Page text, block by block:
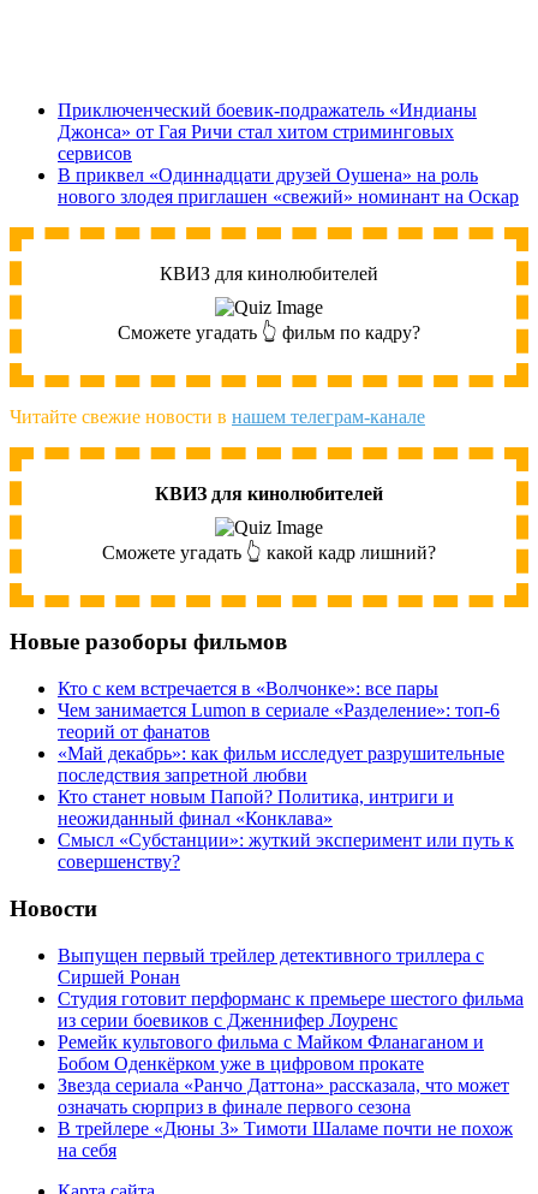
Приключенческий боевик-подражатель «Индианы
Джонса» от Гая Ричи стал хитом стриминговых
сервисов
В приквел «Одиннадцати друзей Оушена» на роль
нового злодея приглашен «свежий» номинант на Оскар
КВИЗ для кинолюбителей
Сможете угадать 👆 фильм по кадру?
Читайте свежие новости в нашем телеграм-канале
КВИЗ для кинолюбителей
Сможете угадать 👆 какой кадр лишний?
Новые разоборы фильмов
Кто с кем встречается в «Волчонке»: все пары
Чем занимается Lumon в сериале «Разделение»: топ-6
теорий от фанатов
«Май декабрь»: как фильм исследует разрушительные
последствия запретной любви
Кто станет новым Папой? Политика, интриги и
неожиданный финал «Конклава»
Cмысл «Субстанции»: жуткий эксперимент или путь к
совершенству?
Новости
Выпущен первый трейлер детективного триллера с
Сиршей Ронан
Студия готовит перформанс к премьере шестого фильма
из серии боевиков с Дженнифер Лоуренс
Ремейк культового фильма с Майком Фланаганом и
Бобом Оденкёрком уже в цифровом прокате
Звезда сериала «Ранчо Даттона» рассказала, что может
означать сюрприз в финале первого сезона
В трейлере «Дюны 3» Тимоти Шаламе почти не похож
на себя